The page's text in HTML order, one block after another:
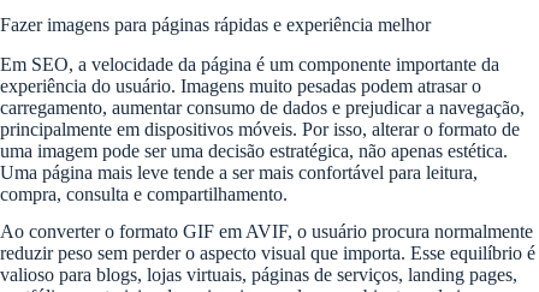
Fazer imagens para páginas rápidas e experiência melhor
Em SEO, a velocidade da página é um componente importante da
experiência do usuário. Imagens muito pesadas podem atrasar o
carregamento, aumentar consumo de dados e prejudicar a navegação,
principalmente em dispositivos móveis. Por isso, alterar o formato de
uma imagem pode ser uma decisão estratégica, não apenas estética.
Uma página mais leve tende a ser mais confortável para leitura,
compra, consulta e compartilhamento.
Ao converter o formato GIF em AVIF, o usuário procura normalmente
reduzir peso sem perder o aspecto visual que importa. Esse equilíbrio é
valioso para blogs, lojas virtuais, páginas de serviços, landing pages,